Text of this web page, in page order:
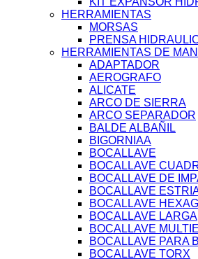
HERRAMIENTAS
MORSAS
PRENSA
HERRAMIENTAS DE
ADAPTADOR
AEROGRAFO
ALICATE
ARCO DE SIERRA
ARCO SEPARADOR
BALDE ALBAÑIL
BIGORNIAA
BOCALLAVE
BOCALLAVE
BOCALLAVE DE
BOCALLAVE
BOCALLAVE
BOCALLAVE LARGA
BOCALLAVE
BOCALLAVE PARA
BOCALLAVE TORX